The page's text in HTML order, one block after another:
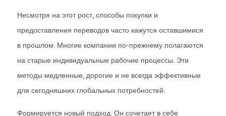
Несмотря на этот рост, способы покупки и
предоставления переводов часто кажутся оставшимися
в прошлом. Многие компании по-прежнему полагаются
на старые индивидуальные рабочие процессы. Эти
методы медленные, дорогие и не всегда эффективные
для сегодняшних глобальных потребностей.
Формируется новый подход. Он сочетает в себе